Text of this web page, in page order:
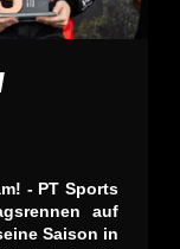
- PT Sports
auf
Saison in